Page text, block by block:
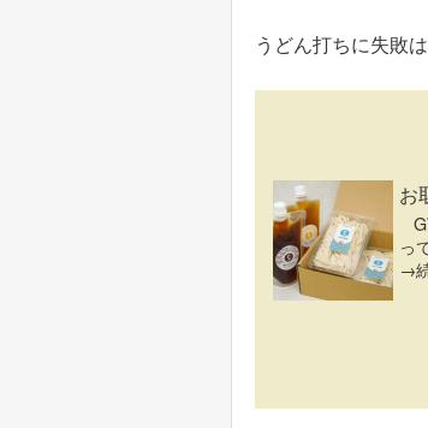
うどん打ちに失敗
お
っ
→